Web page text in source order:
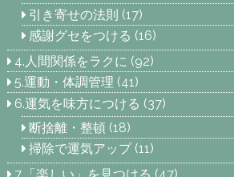
引き寄せの法則 (17)
感謝グセをつける (16)
4.人間関係をラクに (92)
5.運動・体調管理 (41)
6.運気を味方につける (37)
断捨離・整頓(18)
掃除で運気アップ(11)